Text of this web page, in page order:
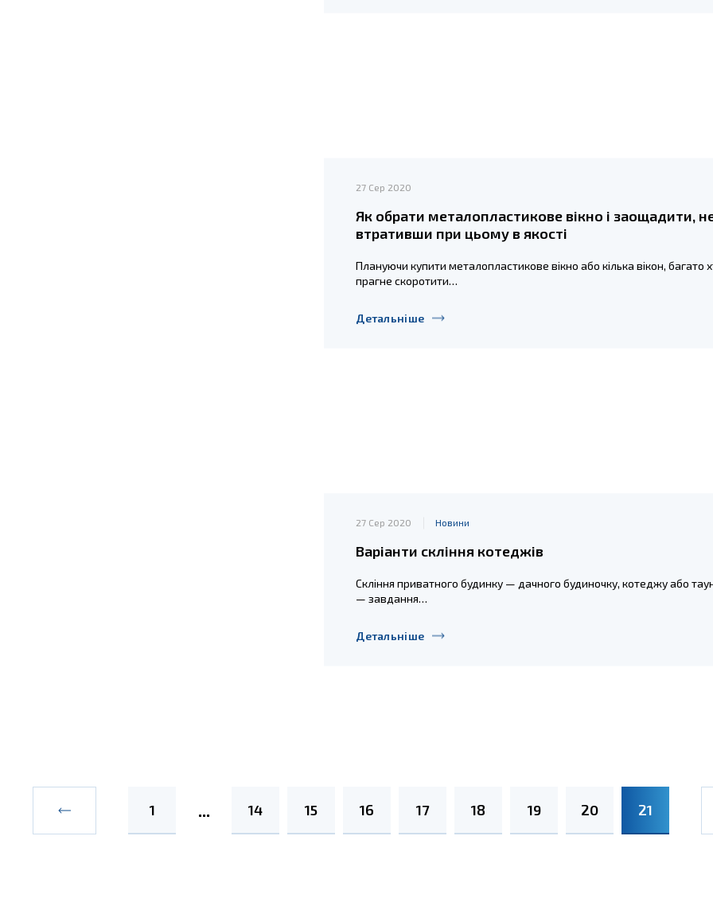
27 Сер 2020
Як обрати металопластикове вікно і заощадити,
втративши при цьому в якості
Плануючи купити металопластикове вікно або кілька вікон, багато
прагне скоротити…
Детальніше
27 Сер 2020 Новини
Варіанти скління котеджів
Скління приватного будинку — дачного будиночку, котеджу або таунхаусу
— завдання…
Детальніше
1 14 15 16 17 18 19 20 21